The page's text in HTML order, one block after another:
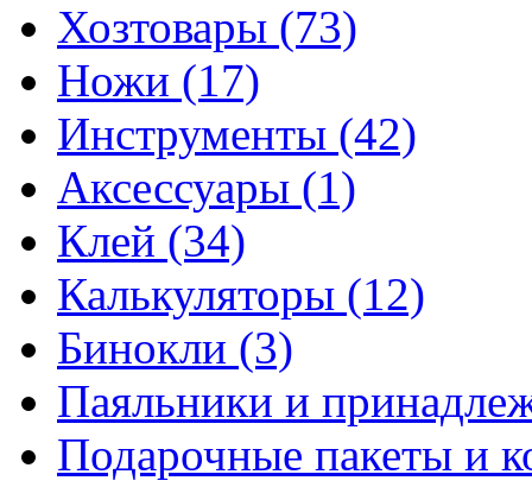
Хозтовары (73)
Ножи (17)
Инструменты (42)
Аксессуары (1)
Клей (34)
Калькуляторы (12)
Бинокли (3)
Паяльники и
Подарочные пакеты и